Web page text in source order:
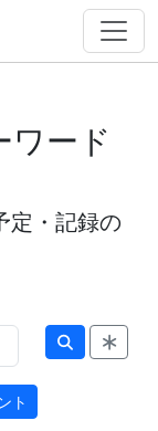
ワード
定・記録の
ト